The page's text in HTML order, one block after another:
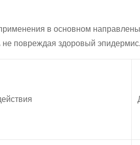
в основном
не повреждая здоровый эпидермис.